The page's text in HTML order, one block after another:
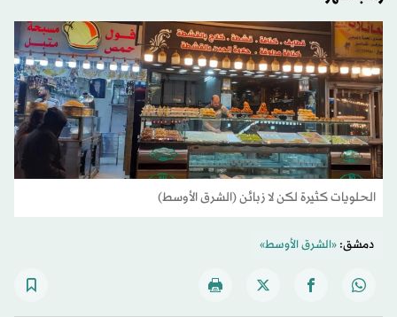
الحلويات كثيرة لكن لا زبائن (الشرق الأوسط)
دمشق:«الشرق الأوسط»